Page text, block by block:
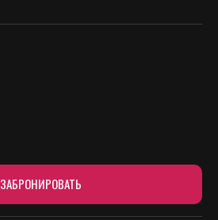
ЗАБРОНИРОВАТЬ